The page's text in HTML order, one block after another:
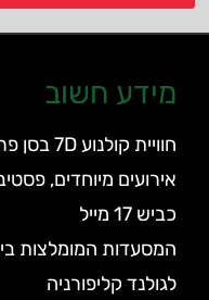
מידע חשוב
חוויית קולנוע 7D בסן פרנסיסקו
אירועים מיוחדים,
כביש 17 מייל
המסעדות המומלצות
לגולנד קליפורניה